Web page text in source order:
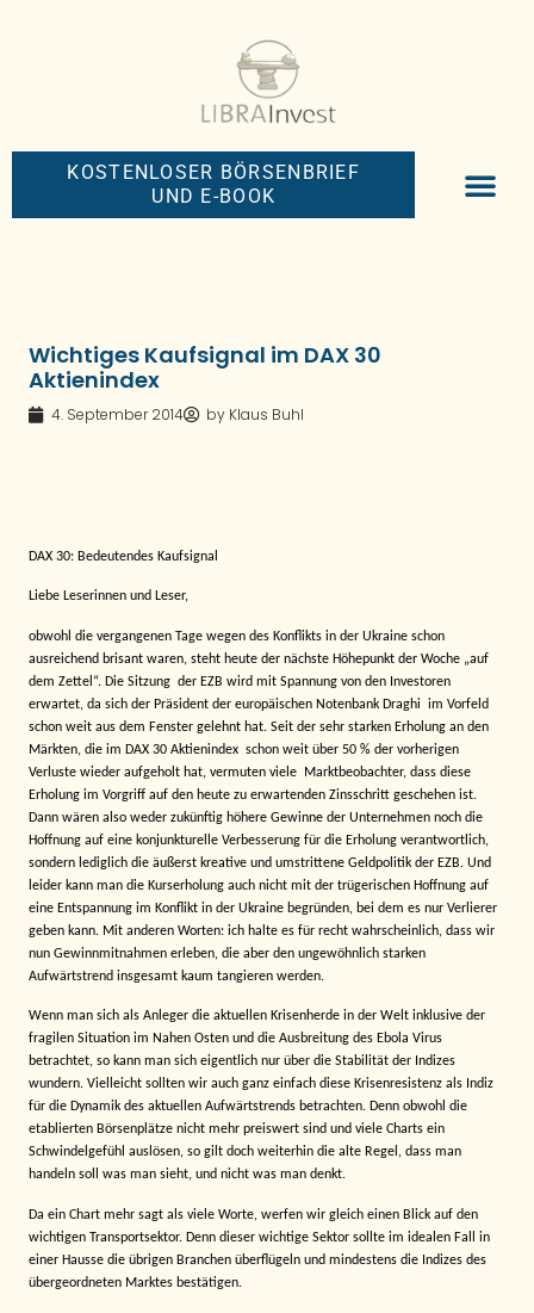
KOSTENLOSER BÖRSENBRIEF
UND E-BOOK
Wichtiges Kaufsignal im DAX 30
Aktienindex
4. September 2014 by Klaus Buhl
DAX 30: Bedeutendes Kaufsignal
Liebe Leserinnen und Leser,
obwohl die vergangenen Tage wegen des Konflikts in der Ukraine schon
ausreichend brisant waren, steht heute der nächste Höhepunkt der Woche „auf
dem Zettel“. Die Sitzung der EZB wird mit Spannung von den Investoren
erwartet, da sich der Präsident der europäischen Notenbank Draghi im Vorfeld
schon weit aus dem Fenster gelehnt hat. Seit der sehr starken Erholung an den
Märkten, die im DAX 30 Aktienindex schon weit über 50 % der vorherigen
Verluste wieder aufgeholt hat, vermuten viele
Marktbeobachter, dass diese
Erholung im Vorgriff auf den heute zu erwartenden Zinsschritt geschehen ist.
Dann wären also weder zukünftig höhere Gewinne der Unternehmen noch die
Hoffnung auf eine konjunkturelle Verbesserung für die Erholung verantwortlich,
sondern lediglich die äußerst kreative und umstrittene Geldpolitik der EZB. Und
leider kann man die Kurserholung auch nicht mit der trügerischen Hoffnung auf
eine Entspannung im Konflikt in der Ukraine begründen, bei dem es nur Verlierer
geben kann. Mit anderen Worten: ich halte es für recht wahrscheinlich, dass wir
nun Gewinnmitnahmen erleben, die aber den ungewöhnlich starken
Aufwärtstrend insgesamt kaum tangieren werden.
Wenn man sich als Anleger die aktuellen Krisenherde in der Welt inklusive der
fragilen Situation im Nahen Osten und die Ausbreitung des Ebola Virus
betrachtet, so kann man sich eigentlich nur über die Stabilität der Indizes
wundern. Vielleicht sollten wir auch ganz einfach diese Krisenresistenz als Indiz
für die Dynamik des aktuellen Aufwärtstrends betrachten. Denn obwohl die
etablierten Börsenplätze nicht mehr preiswert sind und viele Charts ein
Schwindelgefühl auslösen, so gilt doch weiterhin die alte Regel, dass man
handeln soll was man sieht, und nicht was man denkt.
Da ein Chart mehr sagt als viele Worte, werfen wir gleich einen Blick auf den
wichtigen Transportsektor. Denn dieser wichtige Sektor sollte im idealen Fall in
einer Hausse die übrigen Branchen überflügeln und mindestens die Indizes des
übergeordneten Marktes bestätigen.